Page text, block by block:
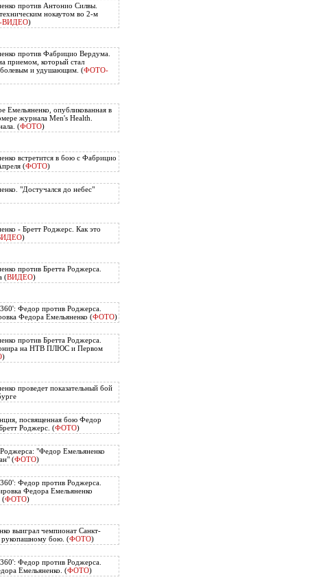
против Антонио Силвы.
нокаутом во 2-м
ВИДЕО)
против Фабрицио Вердума.
приемом, который стал
и удушающим. (ФОТО-
Емельяненко, опубликованная в
журнала Men's Health.
(ФОТО)
встретится в бою с Фабрицио
(ФОТО)
"Достучался до небес"
- Бретт Роджерс. Как это
)
против Бретта Роджерса.
(ВИДЕО)
Федор против Роджерса.
Федора Емельяненко (ФОТО)
против Бретта Роджерса.
на НТВ ПЛЮС и Первом
)
проведет показательный бой
посвященная бою Федор
Роджерс. (ФОТО)
"Федор Емельяненко
(ФОТО)
Федор против Роджерса.
Федора Емельяненко
(ФОТО)
выиграл чемпионат Санкт-
рукопашному бою. (ФОТО)
Федор против Роджерса.
Емельяненко. (ФОТО)